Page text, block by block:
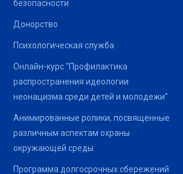
безопасности
Донорство
Психологическая служба
Онлайн-курс "Профилактика
распространения идеологии
неонацизма среди детей и молодежи"
Анимированные ролики, посвященные
различным аспектам охраны
окружающей среды
Программа долгосрочных сбережений